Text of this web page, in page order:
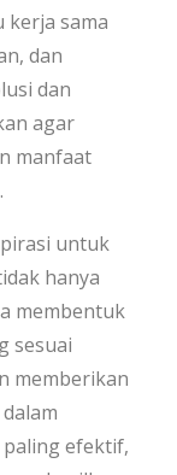
kerja sama
dan
dan
agar
manfaat
untuk
hanya
membentuk
sesuai
memberikan
efektif,